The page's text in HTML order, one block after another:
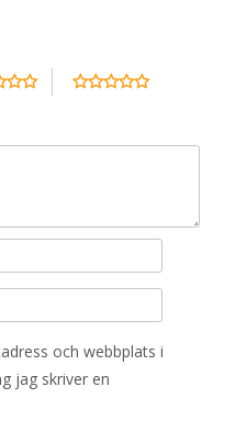
och webbplats i
jag skriver en